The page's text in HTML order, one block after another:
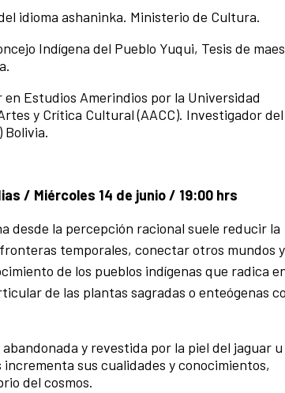
idioma ashaninka. Ministerio de Cultura.
Indígena del Pueblo Yuqui, Tesis de
Estudios Amerindios por la Universidad
y Crítica Cultural (AACC). Investigador del
Bolivia.
/ Miércoles 14 de junio / 19:00 hrs
desde la percepción racional suele reducir la
temporales, conectar otros mundos y
de los pueblos indígenas que radica
de las plantas sagradas o enteógenas
y revestida por la piel del jaguar
sus cualidades y conocimientos,
del cosmos.